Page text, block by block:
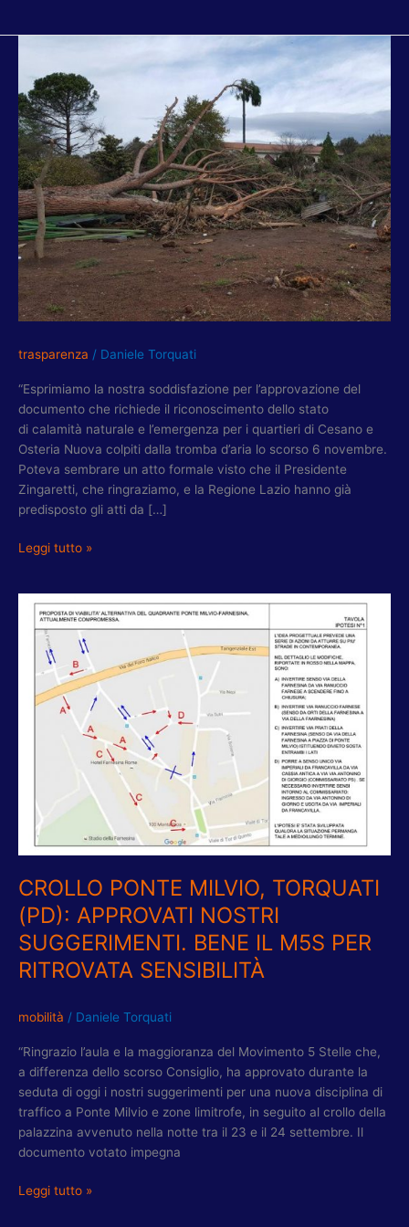
trasparenza / Daniele Torquati
“Esprimiamo la nostra soddisfazione per l’approvazione del
documento che richiede il riconoscimento dello stato
di calamità naturale e l’emergenza per i quartieri di Cesano e
Osteria Nuova colpiti dalla tromba d’aria lo scorso 6 novembre.
Poteva sembrare un atto formale visto che il Presidente
Zingaretti, che ringraziamo, e la Regione Lazio hanno già
predisposto gli atti da […]
GRUPPO
PD
XV:
“BENE
RICHIESTA
CALAMITÀ
NATURALE
DEL
MUNICIPIO,
ORA
LO
FACCIA
ANCHE
COMUNE”
Leggi tutto »
CROLLO PONTE MILVIO, TORQUATI
(PD): APPROVATI NOSTRI
SUGGERIMENTI. BENE IL M5S PER
RITROVATA SENSIBILITÀ
mobilità / Daniele Torquati
“Ringrazio l’aula e la maggioranza del Movimento 5 Stelle che,
a differenza dello scorso Consiglio, ha approvato durante la
seduta di oggi i nostri suggerimenti per una nuova disciplina di
traffico a Ponte Milvio e zone limitrofe, in seguito al crollo della
palazzina avvenuto nella notte tra il 23 e il 24 settembre. Il
documento votato impegna
CROLLO
PONTE
MILVIO,
TORQUATI
APPROVATI
SUGGERIMENTI.
PER
RITROVATA
Leggi tutto »